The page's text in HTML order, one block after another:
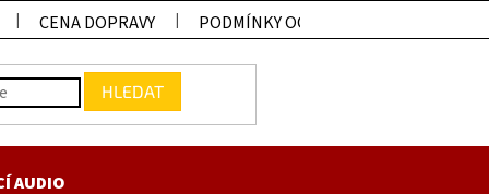
CENA DOPRAVY PODMÍNKY OCHRANY OSOBNÍCH ÚDAJŮ
HLEDAT
AUDIO